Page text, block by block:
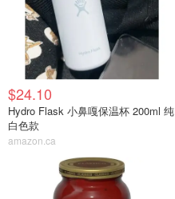
$24.10
Hydro Flask 小鼻嘎保温杯 200ml 纯
白色款
amazon.ca